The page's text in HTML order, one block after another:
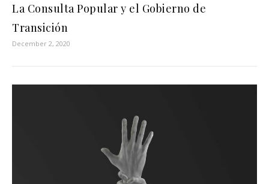
La Consulta Popular y el Gobierno de
Transición
December 2, 2020